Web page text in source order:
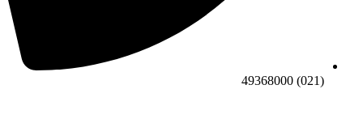
(021) 49368000